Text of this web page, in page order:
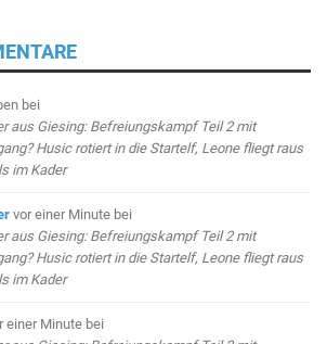
bei
aus Giesing: Befreiungskampf Teil 2 mit
Husic rotiert in die Startelf, Leone fliegt raus
im Kader
vor einer Minute bei
aus Giesing: Befreiungskampf Teil 2 mit
Husic rotiert in die Startelf, Leone fliegt raus
im Kader
einer Minute bei